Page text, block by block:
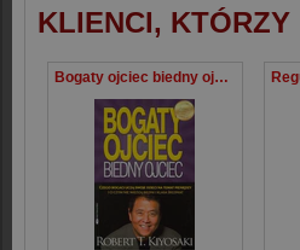
KLIENCI,
Bogaty ojciec biedny ojciec czego bogaci uczą swoje dzieci na temat pieniędzy i o czym nie wiedzą biedni i klasa średnia